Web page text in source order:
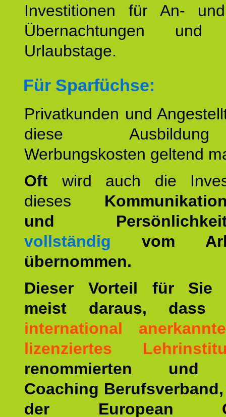
Investitionen für An-
Übernachtungen und
Urlaubstage.
Für Sparfüchse:
Privatkunden und
diese
Werbungskosten geltend
Oft wird auch die
dieses
und
vollständig vom
übernommen.
Dieser Vorteil für Sie
meist daraus,
international
lizenziertes
renommierten und
Coaching
der European